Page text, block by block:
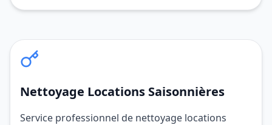
Nettoyage Locations Saisonnières
Service professionnel de nettoyage locations